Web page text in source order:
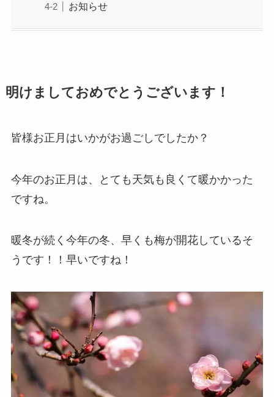
お知らせ
明けましておめでとうございます！
皆様お正月はいかがお過ごしでしたか？
今年のお正月は、とても天気も良くて暖かかった
ですね。
暖冬が続く今年の冬、早くも梅が開花しているそ
うです！！早いですね！